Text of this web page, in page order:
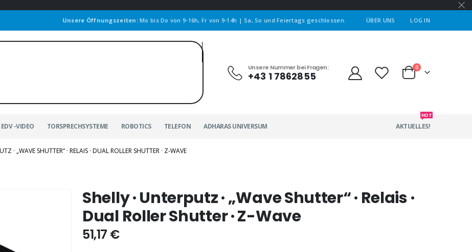
Unsere Öffnungszeiten:Mo bis Do von 9-16h, Fr von 9-14h | Sa, So und Feiertags geschlossen. ÜBER UNS LOG IN
Unsere Nummer bei Fragen:
+43 1 7862855
0
-VIDEO TORSPRECHSYSTEME ROBOTICS TELEFON ADHARAS UNIVERSUM AKTUELLES!
HOT
· „WAVE SHUTTER“ · RELAIS · DUAL ROLLER SHUTTER · Z-WAVE
Shelly · Unterputz · „Wave Shutter“ · Relais ·
Dual Roller Shutter · Z-Wave
51,17 €